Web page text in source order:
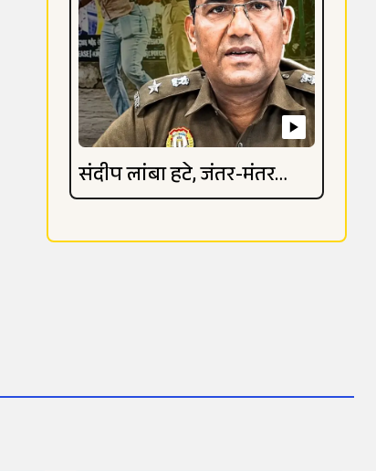
संदीप लांबा हटे, जंतर-मंतर
विवाद गहराया